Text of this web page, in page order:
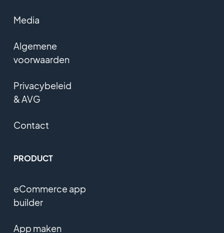
Media
Algemene
voorwaarden
Privacybeleid
& AVG
Contact
PRODUCT
eCommerce app
builder
App maken